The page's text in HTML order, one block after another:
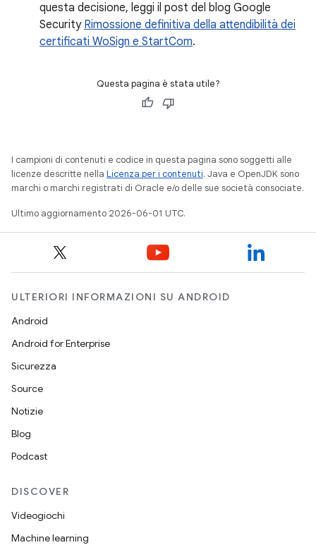
questa decisione, leggi il post del blog Google
Security Rimossione definitiva della attendibilità dei
certificati WoSign e StartCom.
Questa pagina è stata utile?
I campioni di contenuti e codice in questa pagina sono soggetti alle
licenze descritte nella Licenza per i contenuti. Java e OpenJDK sono
marchi o marchi registrati di Oracle e/o delle sue società consociate.
Ultimo aggiornamento 2026-06-01 UTC.
ULTERIORI INFORMAZIONI SU ANDROID
Android
Android for Enterprise
Sicurezza
Source
Notizie
Blog
Podcast
DISCOVER
Videogiochi
Machine learning